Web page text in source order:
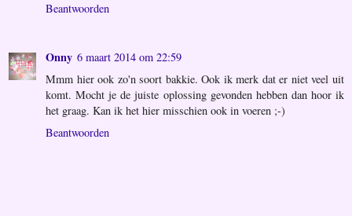
Beantwoorden
Onny 6 maart 2014 om 22:59
Mmm hier ook zo'n soort bakkie. Ook ik merk dat er niet veel uit
komt. Mocht je de juiste oplossing gevonden hebben dan hoor ik
het graag. Kan ik het hier misschien ook in voeren ;-)
Beantwoorden